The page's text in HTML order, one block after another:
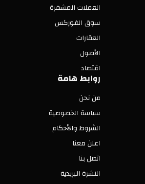
العملات المشفرة
سوق الفوركس
العقارات
الأصول
اقتصاد
روابط هامة
من نحن
سياسة الخصوصية
الشروط والأحكام
اعلن معنا
اتصل بنا
النشرة البريدية